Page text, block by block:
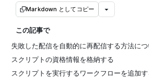
Markdown としてコピー
この記事で
失敗した配信を自動的に再配信する方法に
スクリプトの資格情報を格納する
スクリプトを実行するワークフローを追加す